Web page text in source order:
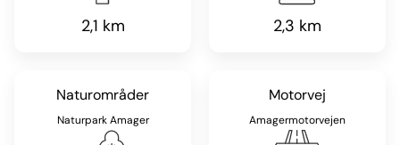
2,1 km 2,3 km
Naturområder
Naturpark Amager
Motorvej
Amagermotorvejen